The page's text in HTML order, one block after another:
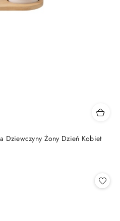
Dziewczyny Żony Dzień Kobiet